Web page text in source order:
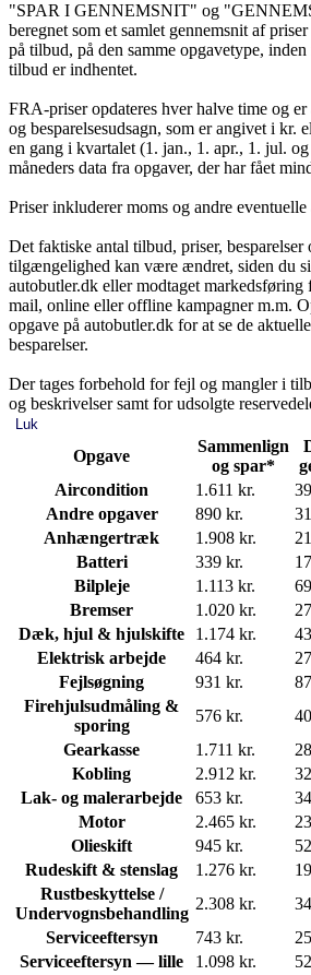
"SPAR I GENNEMSNIT" og
beregnet som et samlet gennemsnit af
på tilbud, på den samme opgavetype,
tilbud er indhentet.
FRA-priser opdateres hver halve time og
og besparelsesudsagn, som er angivet i kr.
en gang i kvartalet (1. jan., 1. apr., 1. jul.
måneders data fra opgaver, der har fået
Priser inkluderer moms og andre eventuelle
Det faktiske antal tilbud, priser, besparelser
tilgængelighed kan være ændret, siden du
autobutler.dk eller modtaget markedsføring
mail, online eller offline kampagner m.m.
opgave på autobutler.dk for at se de
besparelser.
Der tages forbehold for fejl og mangler i
og beskrivelser samt for udsolgte
Luk
Opgave
Sammenlign
og spar*
Aircondition
1.611 kr.
Andre opgaver
890 kr.
Anhængertræk
1.908 kr.
Batteri
339 kr.
Bilpleje
1.113 kr.
Bremser
1.020 kr.
Dæk, hjul & hjulskifte
1.174 kr.
Elektrisk arbejde
464 kr.
Fejlsøgning
931 kr.
Firehjulsudmåling &
sporing
576 kr.
Gearkasse
1.711 kr.
Kobling
2.912 kr.
Lak- og malerarbejde
653 kr.
Motor
2.465 kr.
Olieskift
945 kr.
Rudeskift & stenslag
1.276 kr.
Rustbeskyttelse /
Undervognsbehandling
2.308 kr.
Serviceeftersyn
743 kr.
Serviceeftersyn — lille
1.098 kr.